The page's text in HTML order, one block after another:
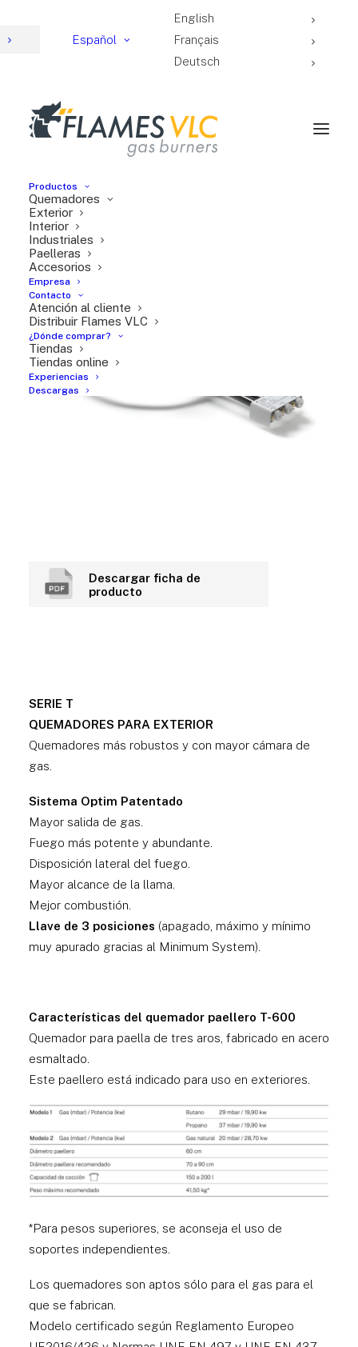
Español
English
Français
Deutsch
Productos
Quemadores
Exterior
Interior
Industriales
Paelleras
Accesorios
Empresa
Contacto
Atención al cliente
Distribuir Flames VLC
¿Dónde comprar?
Tiendas
Tiendas online
Experiencias
Descargas
Paellero T-600
Descargar ficha de
producto
SERIE T
QUEMADORES PARA EXTERIOR
Quemadores más robustos y con mayor cámara de
gas.
Sistema Optim Patentado
Mayor salida de gas.
Fuego más potente y abundante.
Disposición lateral del fuego.
Mayor alcance de la llama.
Mejor combustión.
Llave de 3 posiciones (apagado, máximo y mínimo
muy apurado gracias al Minimum System).
Características del quemador paellero T-600
Quemador para paella de tres aros, fabricado en acero
esmaltado.
Este paellero está indicado para uso en exteriores.
*Para pesos superiores, se aconseja el uso de
soportes independientes.
Los quemadores son aptos sólo para el gas para el
que se fabrican.
Modelo certificado según Reglamento Europeo